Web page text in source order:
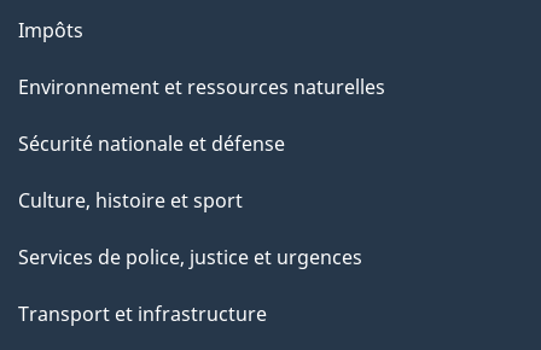
Impôts
Environnement et ressources naturelles
Sécurité nationale et défense
Culture, histoire et sport
Services de police, justice et urgences
Transport et infrastructure